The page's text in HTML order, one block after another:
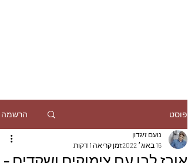
פוסט הרשמה
נועם זיגדון
16 באוג׳ 2022
זמן קריאה 1 דקות